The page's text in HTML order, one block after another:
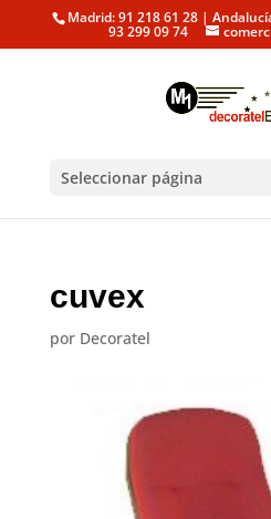
Madrid: 91 218 61 28 |
93 299 09 74
Seleccionar página
cuvex
por Decoratel